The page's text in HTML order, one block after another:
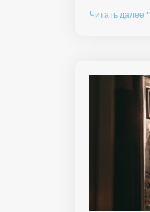
Читать далее "